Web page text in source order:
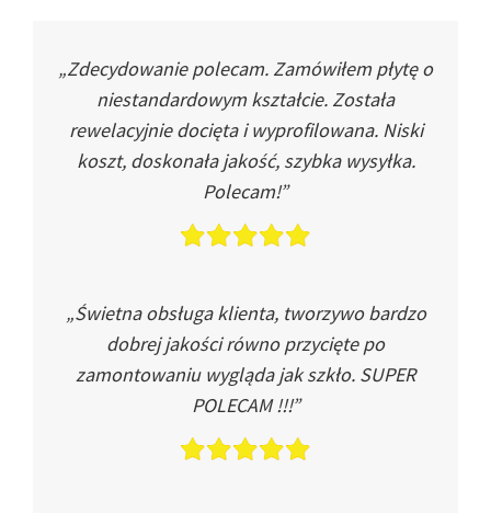
„Zdecydowanie polecam. Zamówiłem płytę o
niestandardowym kształcie. Została
rewelacyjnie docięta i wyprofilowana. Niski
koszt, doskonała jakość, szybka wysyłka.
Polecam!”
„Świetna obsługa klienta, tworzywo bardzo
dobrej jakości równo przycięte po
zamontowaniu wygląda jak szkło. SUPER
POLECAM !!!”